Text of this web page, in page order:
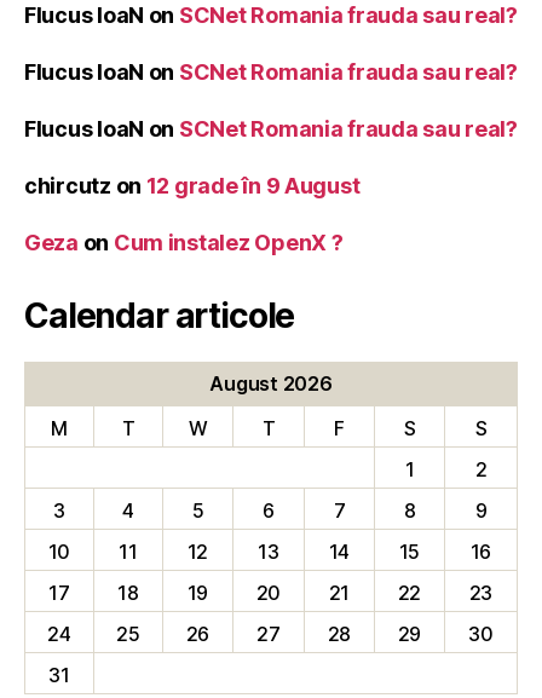
Flucus IoaN on SCNet Romania frauda sau real?
Flucus IoaN on SCNet Romania frauda sau real?
Flucus IoaN on SCNet Romania frauda sau real?
chircutz on 12 grade în 9 August
Geza on Cum instalez OpenX ?
Calendar articole
August 2026
M
T W T F S
S
1
2
3
4 5 6 7 8
9
10
11 12 13 14 15
16
17
18 19 20 21 22
23
24
25 26 27 28 29
30
31